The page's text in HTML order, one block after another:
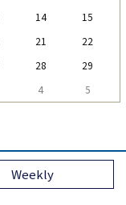
14
15
21
22
28
29
4 5
Weekly